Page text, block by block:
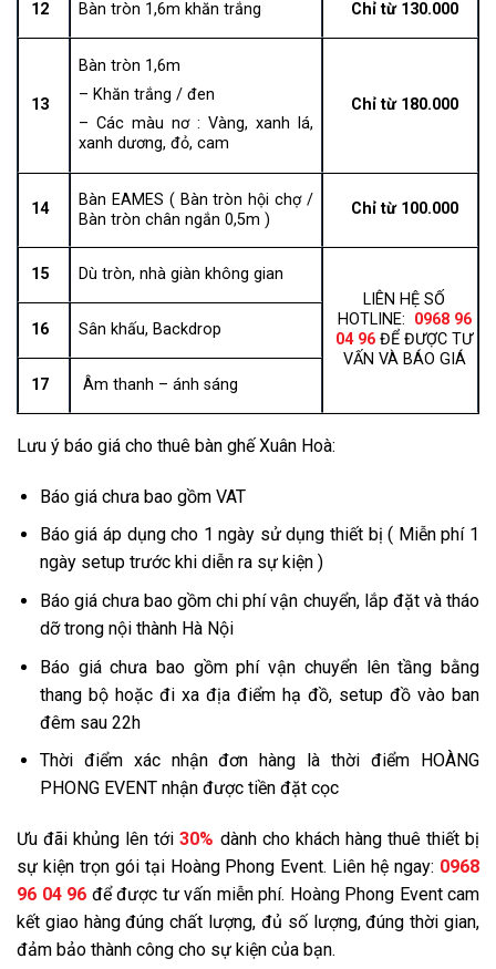
12 Bàn tròn 1,6m khăn trắng Chỉ từ 130.000
13
Bàn tròn 1,6m
– Khăn trắng / đen
– Các màu nơ : Vàng, xanh lá,
xanh dương, đỏ, cam
Chỉ từ 180.000
14
Bàn EAMES ( Bàn tròn hội chợ /
Bàn tròn chân ngắn 0,5m )
Chỉ từ 100.000
15
Dù tròn, nhà giàn không gian
LIÊN HỆ SỐ
HOTLINE: 0968 96
04 96 ĐỂ ĐƯỢC TƯ
VẤN VÀ BÁO GIÁ
16 Sân khấu, Backdrop
17 Âm thanh – ánh sáng
Lưu ý báo giá cho thuê bàn ghế Xuân Hoà:
Báo giá chưa bao gồm VAT
Báo giá áp dụng cho 1 ngày sử dụng thiết bị ( Miễn phí 1
ngày setup trước khi diễn ra sự kiện )
Báo giá chưa bao gồm chi phí vận chuyển, lắp đặt và tháo
dỡ trong nội thành Hà Nội
Báo giá chưa bao gồm phí vận chuyển lên tầng bằng
thang bộ hoặc đi xa địa điểm hạ đồ, setup đồ vào ban
đêm sau 22h
Thời điểm xác nhận đơn hàng là thời điểm HOÀNG
PHONG EVENT nhận được tiền đặt cọc
Ưu đãi khủng lên tới30% dành cho khách hàng thuê thiết bị
sự kiện trọn gói tại Hoàng Phong Event. Liên hệ ngay: 0968
96 04 96 để được tư vấn miễn phí. Hoàng Phong Event cam
kết giao hàng đúng chất lượng, đủ số lượng, đúng thời gian,
đảm bảo thành công cho sự kiện của bạn.